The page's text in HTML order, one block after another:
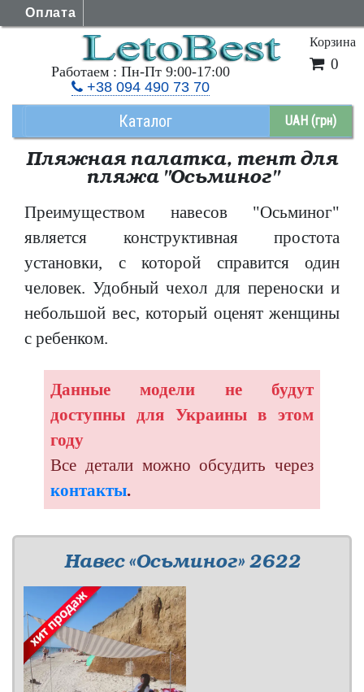
Оплата
Работаем : Пн-Пт 9:00-17:00
+38 094 490 73 70
Корзина
0
Каталог UAH (грн)
Пляжная палатка, тент для
пляжа "Осьминог"
Преимуществом навесов "Осьминог"
является конструктивная простота
установки, с которой справится один
человек. Удобный чехол для переноски и
небольшой вес, который оценят женщины
с ребенком.
Данные модели не будут
доступны для Украины в этом
году
Все детали можно обсудить через
контакты.
Навес «Осьминог» 2622